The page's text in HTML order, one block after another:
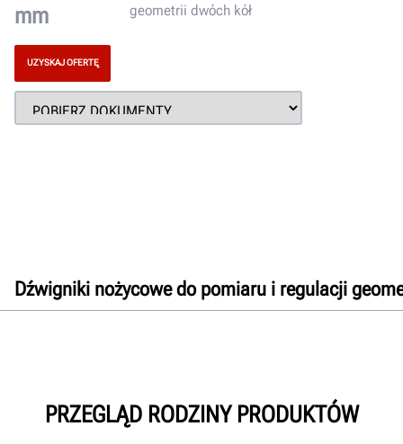
mm
geometrii dwóch kół
UZYSKAJ OFERTĘ
Dźwigniki nożycowe do pomiaru i regulacji
CechyPRZEGLĄD RODZINY PRODUKTÓW